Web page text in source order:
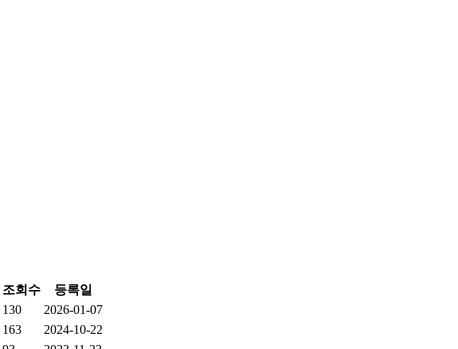
조회수
등록일
130
2026-01-07
163
2024-10-22